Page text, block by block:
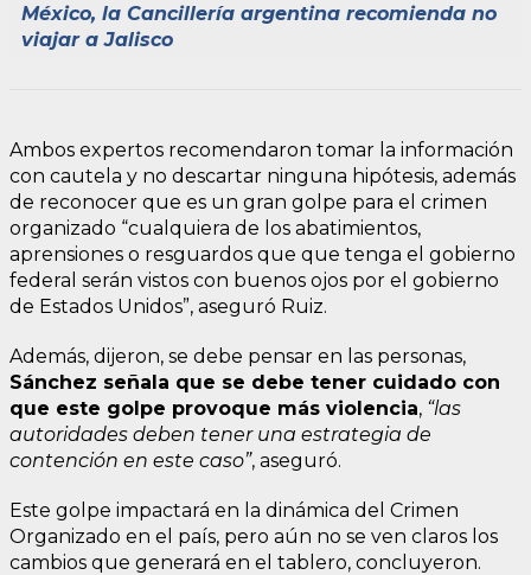
México, la Cancillería argentina recomienda no
viajar a Jalisco
Ambos expertos recomendaron tomar la información
con cautela y no descartar ninguna hipótesis, además
de reconocer que es un gran golpe para el crimen
organizado “cualquiera de los abatimientos,
aprensiones o resguardos que que tenga el gobierno
federal serán vistos con buenos ojos por el gobierno
de Estados Unidos”, aseguró Ruiz.
Además, dijeron, se debe pensar en las personas,
Sánchez señala que se debe tener cuidado con
que este golpe provoque más violencia, “las
autoridades deben tener una estrategia de
contención en este caso”, aseguró.
Este golpe impactará en la dinámica del Crimen
Organizado en el país, pero aún no se ven claros los
cambios que generará en el tablero, concluyeron.